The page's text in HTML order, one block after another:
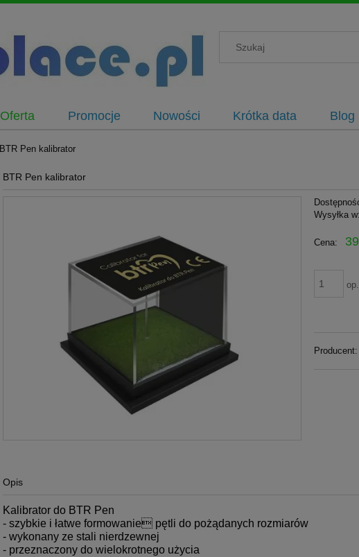
Oferta Promocje Nowości Krótka data Blog
BTR Pen kalibrator
do koszyka
BTR Pen kalibrator
Wysyłka w:
Cena:
op.
Producent:
Opis
Kalibrator do BTR Pen
- szybkie i łatwe formowanie pętli do pożądanych rozmiarów
- wykonany ze stali nierdzewnej
- przeznaczony do wielokrotnego użycia